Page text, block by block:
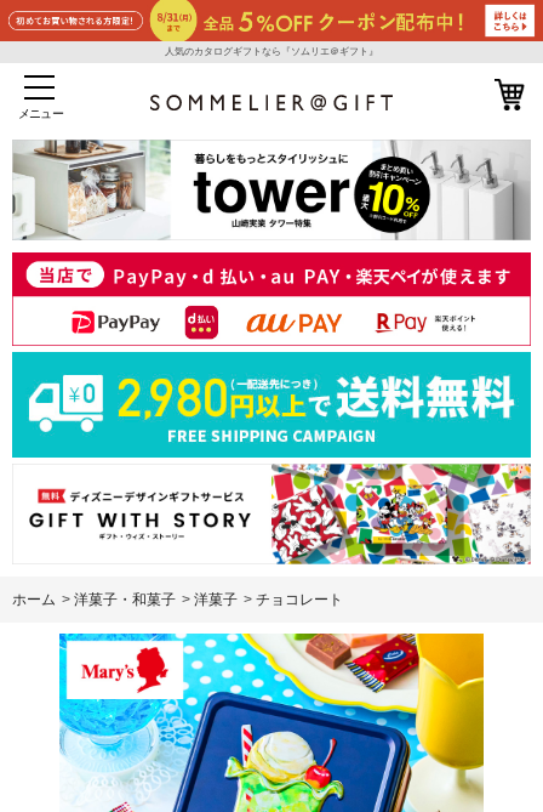
人気のカタログギフトなら『ソムリエ＠ギフト』
メニュー
ホーム > 洋菓子・和菓子 > 洋菓子 > チョコレート